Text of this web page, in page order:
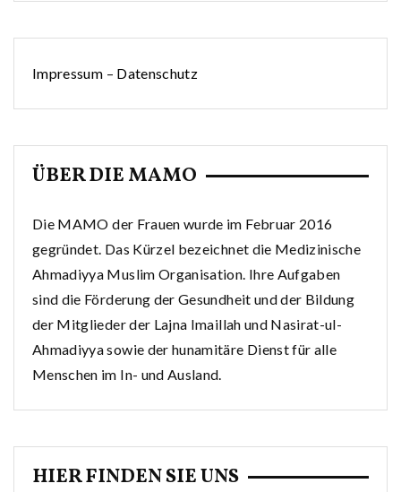
Impressum – Datenschutz
ÜBER DIE MAMO
Die MAMO der Frauen wurde im Februar 2016
gegründet. Das Kürzel bezeichnet die Medizinische
Ahmadiyya Muslim Organisation. Ihre Aufgaben
sind die Förderung der Gesundheit und der Bildung
der Mitglieder der Lajna Imaillah und Nasirat-ul-
Ahmadiyya sowie der hunamitäre Dienst für alle
Menschen im In- und Ausland.
HIER FINDEN SIE UNS